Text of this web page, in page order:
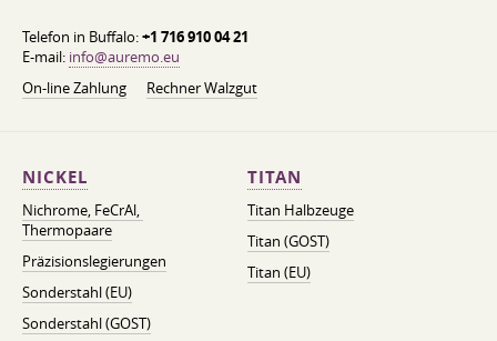
Telefon in Buffalo:+1 716 910 04 21
E-mail: info@auremo.eu
On-line Zahlung
Rechner Walzgut
NICKEL
Nichrome, FeСrAl, ​​
Thermopaare
Präzisionslegierungen
Sonderstahl (EU)
Sonderstahl (GOST)
TITAN
Titan Halbzeuge
Titan (GOST)
Titan (EU)